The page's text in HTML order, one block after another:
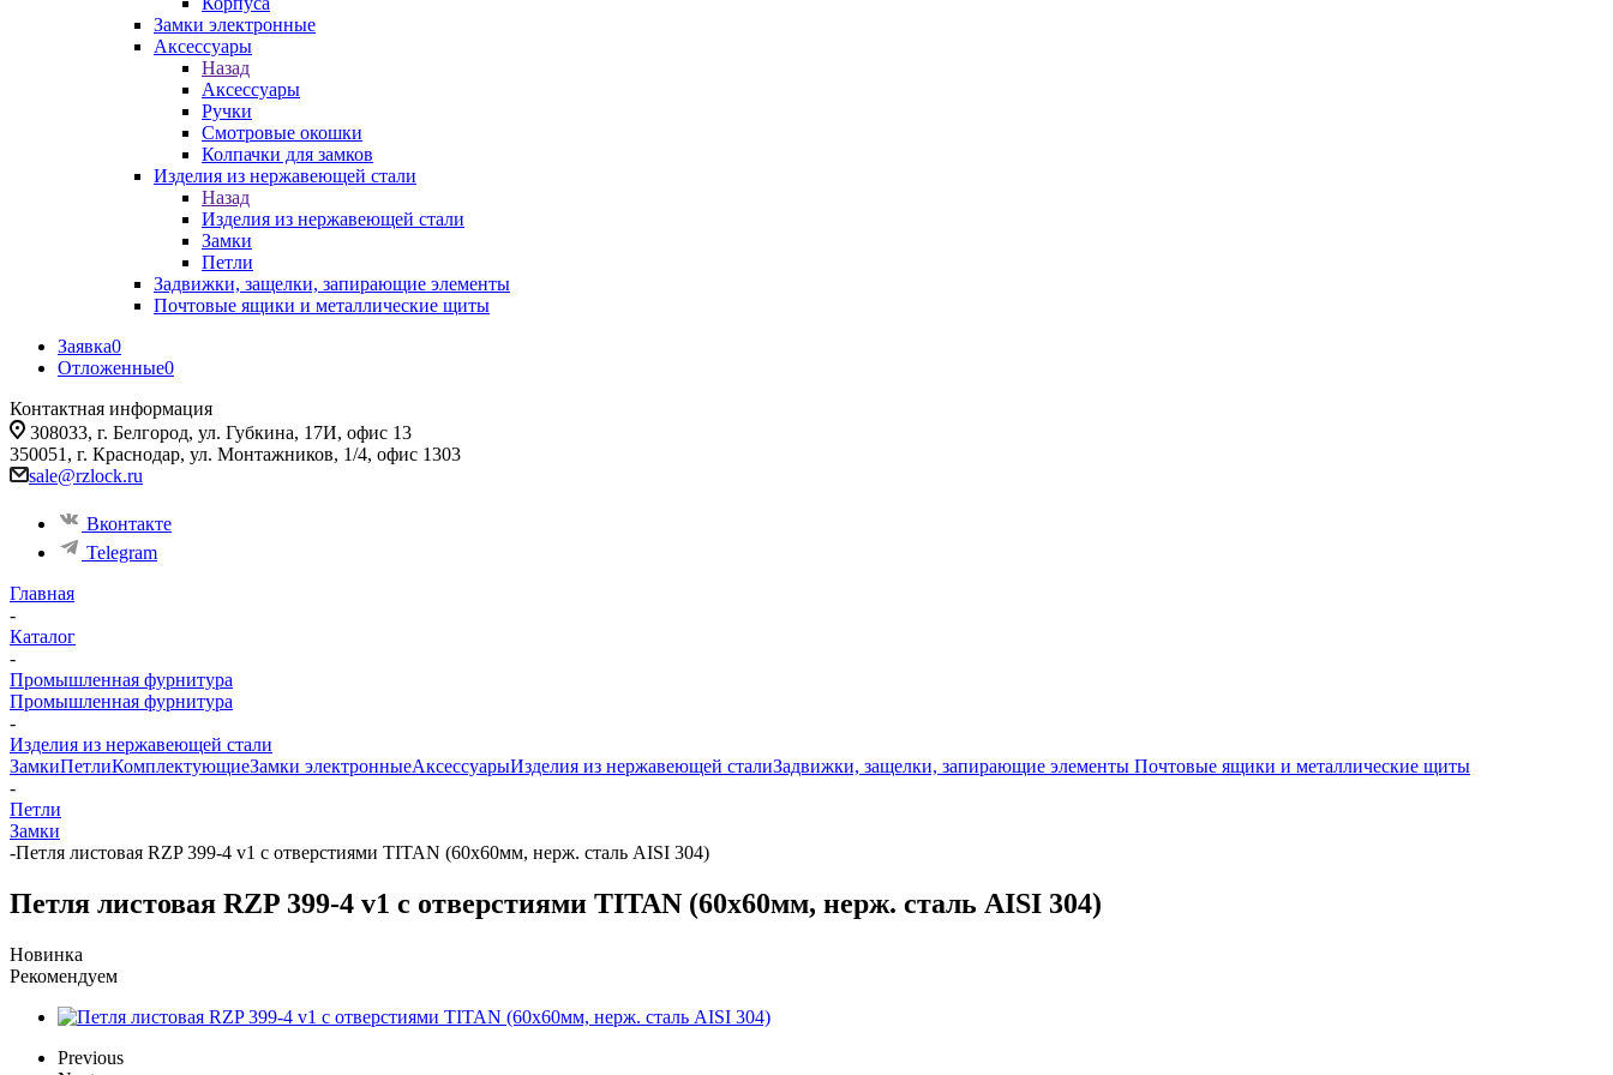
Замки электронные
Аксессуары
Назад
Аксессуары
Ручки
Смотровые окошки
Колпачки для замков
Изделия из нержавеющей стали
Назад
Изделия из нержавеющей стали
Замки
Петли
Задвижки, защелки, запирающие элементы
Почтовые ящики и металлические щиты
Заявка0
Отложенные0
Контактная информация
308033, г. Белгород, ул. Губкина, 17И, офис 13
350051, г. Краснодар, ул. Монтажников, 1/4, офис 1303
sale@rzlock.ru
Вконтакте
Telegram
Главная
-
Каталог
-
Промышленная фурнитура
Промышленная фурнитура
-
Изделия из нержавеющей стали
ЗамкиПетлиКомплектующиеЗамки электронныеАксессуарыИзделия из нержавеющей сталиЗадвижки, защелки, запирающие элементы Почтовые ящики и металлические щиты
-
Петли
Замки
-Петля листовая RZP 399-4 v1 с отверстиями TITAN (60х60мм, нерж. сталь AISI 304)
Петля листовая RZP 399-4 v1 с отверстиями TITAN (60х60мм, нерж. сталь AISI 304)
Новинка
Рекомендуем
Previous